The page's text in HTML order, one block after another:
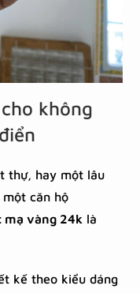
không
thự, hay một lâu
một căn hộ
mạ vàng 24k là
kế theo kiểu dáng